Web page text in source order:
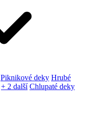
Piknikové deky Hrubé
+ 2 další Chlupaté deky